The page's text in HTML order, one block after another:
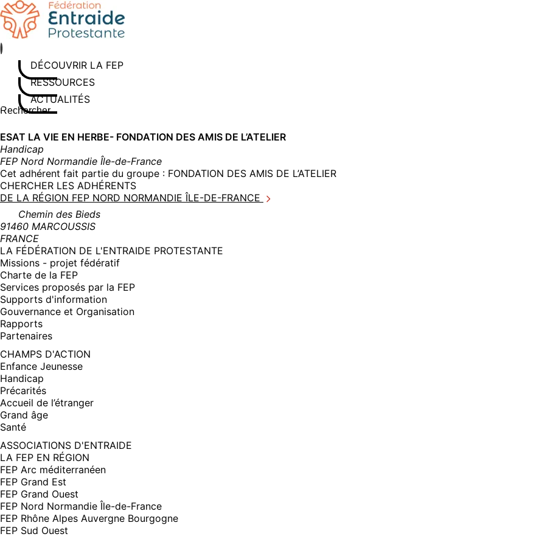
Aller
au
contenu
DÉCOUVRIR LA FEP
RESSOURCES
ACTUALITÉS
Rechercher sur le site
Saisissez au moins 3 caractères pour lancer la recherche
ESAT LA VIE EN HERBE- FONDATION DES AMIS DE L’ATELIER
Handicap
FEP Nord Normandie Île-de-France
Cet adhérent fait partie du groupe : FONDATION DES AMIS DE L’ATELIER
CHERCHER LES ADHÉRENTS
DE LA RÉGION FEP NORD NORMANDIE ÎLE-DE-FRANCE
Chemin des Bieds
91460 MARCOUSSIS
FRANCE
LA FÉDÉRATION DE L'ENTRAIDE PROTESTANTE
Missions - projet fédératif
Charte de la FEP
Services proposés par la FEP
Supports d'information
Gouvernance et Organisation
Rapports
Partenaires
CHAMPS D'ACTION
Enfance Jeunesse
Handicap
Précarités
Accueil de l’étranger
Grand âge
Santé
ASSOCIATIONS D'ENTRAIDE
LA FEP EN RÉGION
FEP Arc méditerranéen
FEP Grand Est
FEP Grand Ouest
FEP Nord Normandie Île-de-France
FEP Rhône Alpes Auvergne Bourgogne
FEP Sud Ouest